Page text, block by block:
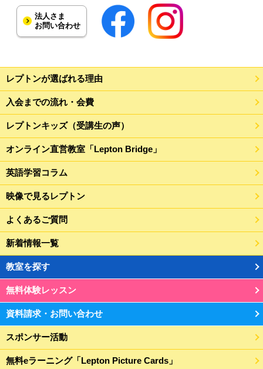
法人さま
お問い合わせ
レプトンが選ばれる理由
入会までの流れ・会費
レプトンキッズ（受講生の声）
オンライン直営教室「Lepton Bridge」
英語学習コラム
映像で見るレプトン
よくあるご質問
新着情報一覧
教室を探す
無料体験レッスン
資料請求・お問い合わせ
スポンサー活動
無料eラーニング「Lepton Picture Cards」